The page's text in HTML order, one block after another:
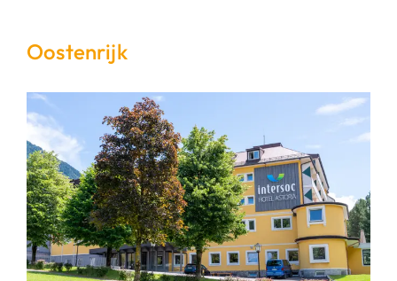
Oostenrijk